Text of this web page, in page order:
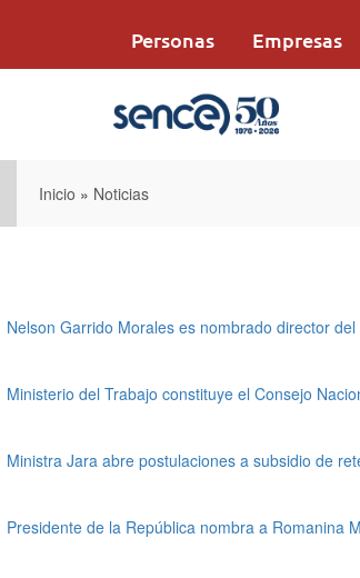
Personas Empresas
Inicio » Noticias
Nelson Garrido Morales es nombrado director
Ministerio del Trabajo constituye el Consejo
Ministra Jara abre postulaciones a subsidio de
Presidente de la República nombra a Romanina